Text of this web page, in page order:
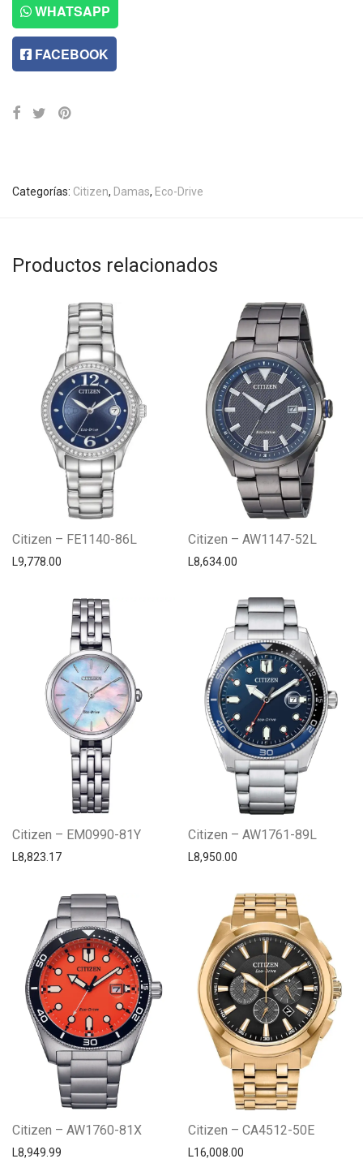
WHATSAPP
FACEBOOK
Categorías: Citizen, Damas, Eco-Drive
Productos relacionados
Citizen – FE1140-86L
L9,778.00
Citizen – AW1147-52L
L8,634.00
Citizen – EM0990-81Y
L8,823.17
Citizen – AW1761-89L
L8,950.00
Citizen – AW1760-81X
L8,949.99
Citizen – CA4512-50E
L16,008.00